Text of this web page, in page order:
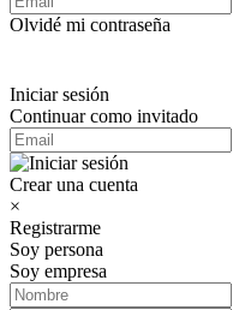
Olvidé mi contraseña
Iniciar sesión
Continuar como invitado
Crear una cuenta
×
Registrarme
Soy persona
Soy empresa